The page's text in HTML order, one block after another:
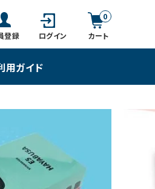
登録 ログイン カート
0
用ガイド